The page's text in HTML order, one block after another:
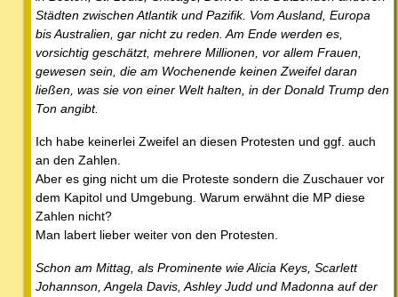
Städten zwischen Atlantik und Pazifik. Vom Ausland, Europa
bis Australien, gar nicht zu reden. Am Ende werden es,
vorsichtig geschätzt, mehrere Millionen, vor allem Frauen,
gewesen sein, die am Wochenende keinen Zweifel daran
ließen, was sie von einer Welt halten, in der Donald Trump den
Ton angibt.
Ich habe keinerlei Zweifel an diesen Protesten und ggf. auch
an den Zahlen.
Aber es ging nicht um die Proteste sondern die Zuschauer vor
dem Kapitol und Umgebung. Warum erwähnt die MP diese
Zahlen nicht?
Man labert lieber weiter von den Protesten.
Schon am Mittag, als Prominente wie Alicia Keys, Scarlett
Johannson, Angela Davis, Ashley Judd und Madonna auf der